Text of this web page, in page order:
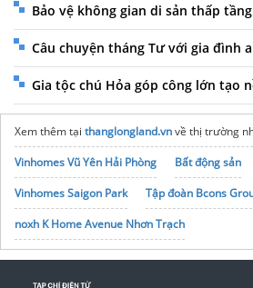
Bảo vệ không gian di sản thấp
Câu chuyện tháng Tư với gia đình
Gia tộc chú Hỏa góp công lớn tạo
Xem thêm tại thanglongland.vnvề thị trường
Vinhomes Vũ Yên Hải Phòng
Bất động sản
Vinhomes Saigon Park
Tập đoàn Bcons
noxh K Home Avenue Nhơn Trạch